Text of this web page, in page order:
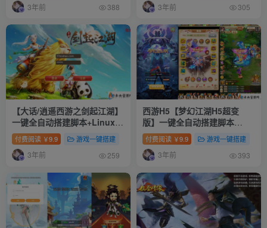
3年前 388
+视频教程
3年前 305
【大话/逍遥西游之剑起江湖】
一键全自动搭建脚本+Linux手
工服务端+客户端加解密工具
+GM授权后台+详细搭建教程
+视频教程
付费阅读 ￥9.9 游戏一键搭建
3年前 259
西游H5【梦幻江湖H5超变
版】一键全自动搭建脚本
+Linux手工服务端+多区跨服
+GM分级授权后台+详细搭建
教程+视频教程
付费阅读 ￥9.9 游戏一键搭建
3年前 393